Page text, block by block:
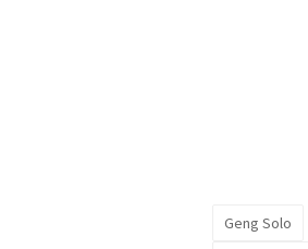
Geng Solo